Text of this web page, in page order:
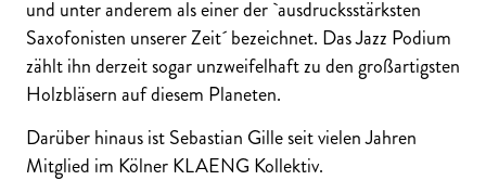
und unter anderem als einer der `ausdrucksstärksten
Saxofonisten unserer Zeit´ bezeichnet. Das Jazz Podium
zählt ihn derzeit sogar unzweifelhaft zu den großartigsten
Holzbläsern auf diesem Planeten.
Darüber hinaus ist Sebastian Gille seit vielen Jahren
Mitglied im Kölner KLAENG Kollektiv.